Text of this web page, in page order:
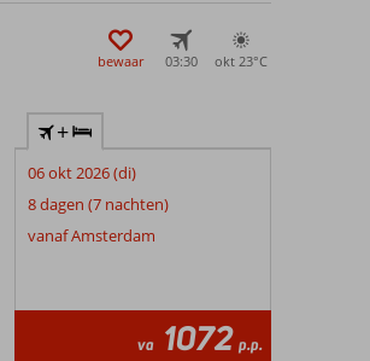
bewaar 03:30 okt 23°C
+
06 okt 2026 (di)
8 dagen (7 nachten)
vanaf Amsterdam
va 1072 p.p.